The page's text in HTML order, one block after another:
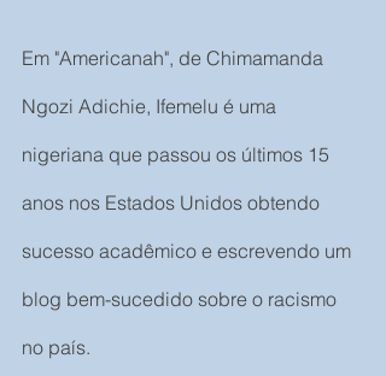
Em "Americanah", de Chimamanda
Ngozi Adichie, Ifemelu é uma
nigeriana que passou os últimos 15
anos nos Estados Unidos obtendo
sucesso acadêmico e escrevendo um
blog bem-sucedido sobre o racismo
no país.